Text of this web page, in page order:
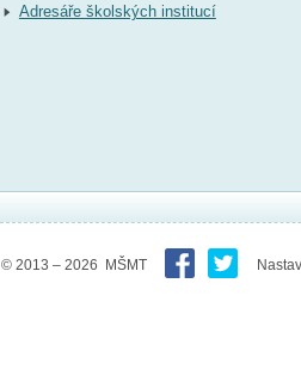
Adresáře školských institucí
© 2013 – 2026 MŠMT